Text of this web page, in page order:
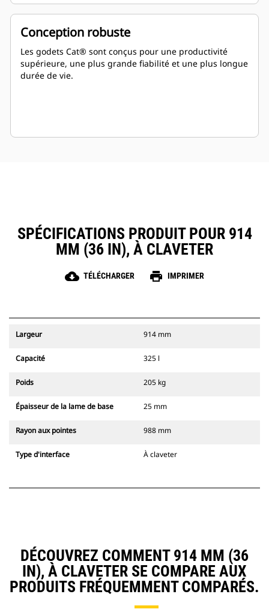
Conception robuste
Les godets Cat® sont conçus pour une productivité
supérieure, une plus grande fiabilité et une plus longue
durée de vie.
SPÉCIFICATIONS PRODUIT POUR 914
MM (36 IN), À CLAVETER
cloud_download TÉLÉCHARGER print IMPRIMER
Largeur 914 mm
Capacité 325 l
Poids 205 kg
Épaisseur de la lame de base 25 mm
Rayon aux pointes 988 mm
Type d'interface À claveter
DÉCOUVREZ COMMENT 914 MM (36
IN), À CLAVETER SE COMPARE AUX
PRODUITS FRÉQUEMMENT COMPARÉS.